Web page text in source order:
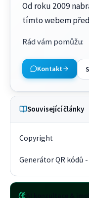
Od roku 2009
tímto webem
Rád vám pomůžu:
Kontakt
Související články
Copyright
Generátor QR kódů -